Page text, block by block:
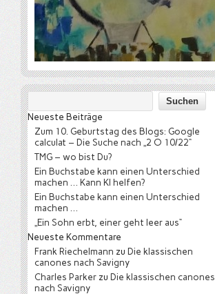
Neueste Beiträge
Zum 10. Geburtstag des Blogs: Google
calculat – Die Suche nach „2 O 10/22“
TMG – wo bist Du?
Ein Buchstabe kann einen Unterschied
machen … Kann KI helfen?
Ein Buchstabe kann einen Unterschied
machen …
„Ein Sohn erbt, einer geht leer aus“
Neueste Kommentare
Frank Riechelmann zu Die klassischen
canones nach Savigny
Charles Parker zu Die klassischen canones
nach Savigny